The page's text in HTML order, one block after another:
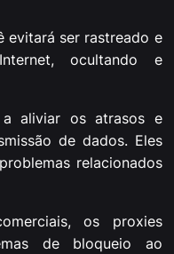
evitará ser rastreado e
ocultando e
aliviar os atrasos e
de dados. Eles
relacionados
os proxies
de bloqueio ao